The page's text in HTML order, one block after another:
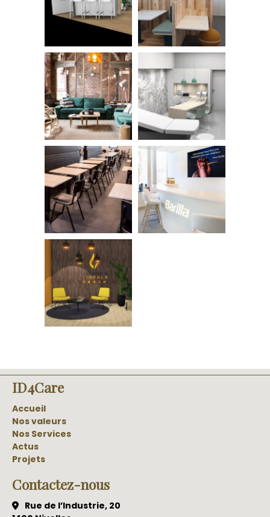
ID4Care
Accueil
Nos valeurs
Nos Services
Actus
Projets
Contactez-nous
Rue de l’Industrie, 20